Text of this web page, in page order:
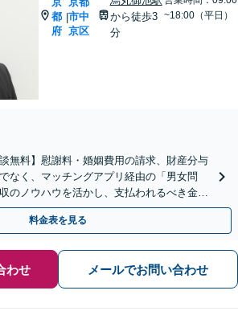
都
府
|市中
京区
から徒歩3
分
~18:00（平日）
無料】慰謝料・婚姻費用の請求、財産分与
なく、マッチングアプリ経由の「男女問
のノウハウを活かし、支払われるべき金銭
いたします
料金表を見る
わせ メールでお問い合わせ